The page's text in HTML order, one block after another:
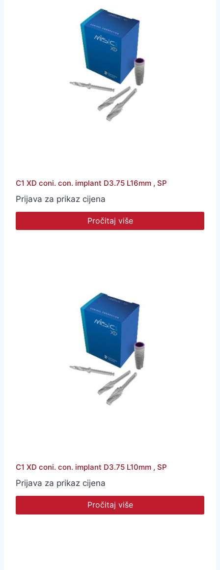
C1 XD coni. con. implant D3.75 L16mm , SP
Prijava za prikaz cijena
Pročitaj više
C1 XD coni. con. implant D3.75 L10mm , SP
Prijava za prikaz cijena
Pročitaj više